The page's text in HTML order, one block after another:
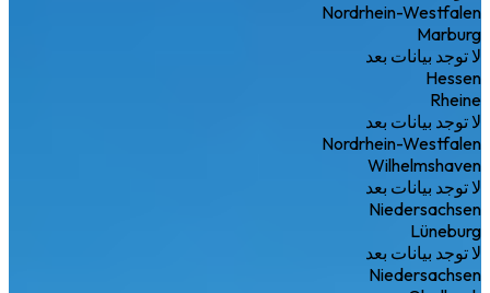
Nordrhein-Westfalen
Marburg
لا توجد بيانات بعد
Hessen
Rheine
لا توجد بيانات بعد
Nordrhein-Westfalen
Wilhelmshaven
لا توجد بيانات بعد
Niedersachsen
Lüneburg
لا توجد بيانات بعد
Niedersachsen